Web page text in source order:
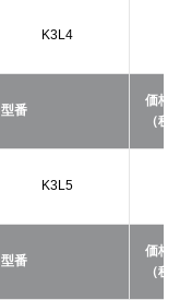
K3L4
型番
価格
（税
K3L5
型番
価格
（税